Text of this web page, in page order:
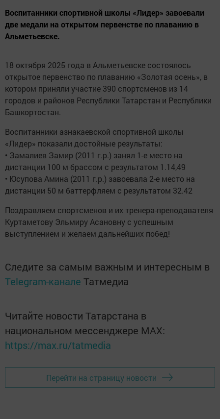
Воспитанники спортивной школы «Лидер» завоевали
две медали на открытом первенстве по плаванию в
Альметьевске.
18 октября 2025 года в Альметьевске состоялось
открытое первенство по плаванию «Золотая осень», в
котором приняли участие 390 спортсменов из 14
городов и районов Республики Татарстан и Республики
Башкортостан.
Воспитанники азнакаевской спортивной школы
«Лидер» показали достойные результаты:
• Замалиев Замир (2011 г.р.) занял 1-е место на
дистанции 100 м брассом с результатом 1.14,49
• Юсупова Амина (2011 г.р.) завоевала 2-е место на
дистанции 50 м баттерфляем с результатом 32.42
Поздравляем спортсменов и их тренера-преподавателя
Куртаметову Эльмиру Асановну с успешным
выступлением и желаем дальнейших побед!
Следите за самым важным и интересным в
Telegram-канале Татмедиа
Читайте новости Татарстана в
национальном мессенджере MАХ:
https://max.ru/tatmedia
Перейти на страницу новости